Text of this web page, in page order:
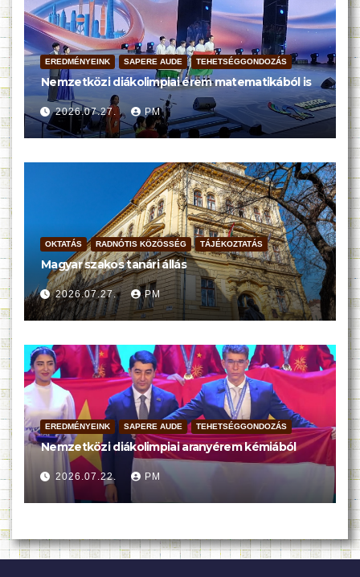
EREDMÉNYEINK SAPERE AUDE TEHETSÉGGONDOZÁS
Nemzetközi diákolimpiai érem matematikából is
2026.07.27. PM
OKTATÁS RADNÓTIS KÖZÖSSÉG TÁJÉKOZTATÁS
Magyar szakos tanári állás
2026.07.27. PM
EREDMÉNYEINK SAPERE AUDE TEHETSÉGGONDOZÁS
Nemzetközi diákolimpiai aranyérem kémiából
2026.07.22. PM